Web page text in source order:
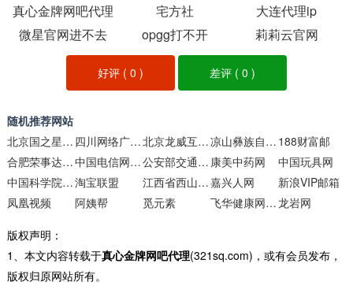
真心金牌网吧代理
宅方社
大连代理ip
微星官网进不去
opgg打不开 莉莉云官网
好评 (0 ) 差评 ( 0 )
随机推荐网站
北京国之星成汽车销售服务
四川网络广播电视台视频节目 北京龙威互动科技 凉山彝族自治州人民政府 188财富邮
合肥荣事达太阳能
中国电信网上营业厅 公安部交通安全综合服务管理平台 康美中药网
中国玩具网
中国科学院邮件系统淘宝联盟 江西省西山学校嘉兴人网
新浪VIP邮箱
凤凰视频
阿姨帮 觅元素 飞华健康网减肥频道龙岩网
版权声明：
1、本文内容转载于真心金牌网吧代理(321sq.com)，或有会员发布，
版权归原网站所有。